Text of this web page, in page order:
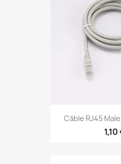
Câble RJ45
1,10